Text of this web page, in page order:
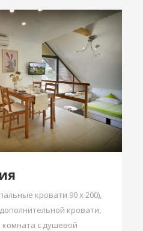
кровати 90 х 200),
кровати,
комната с душевой